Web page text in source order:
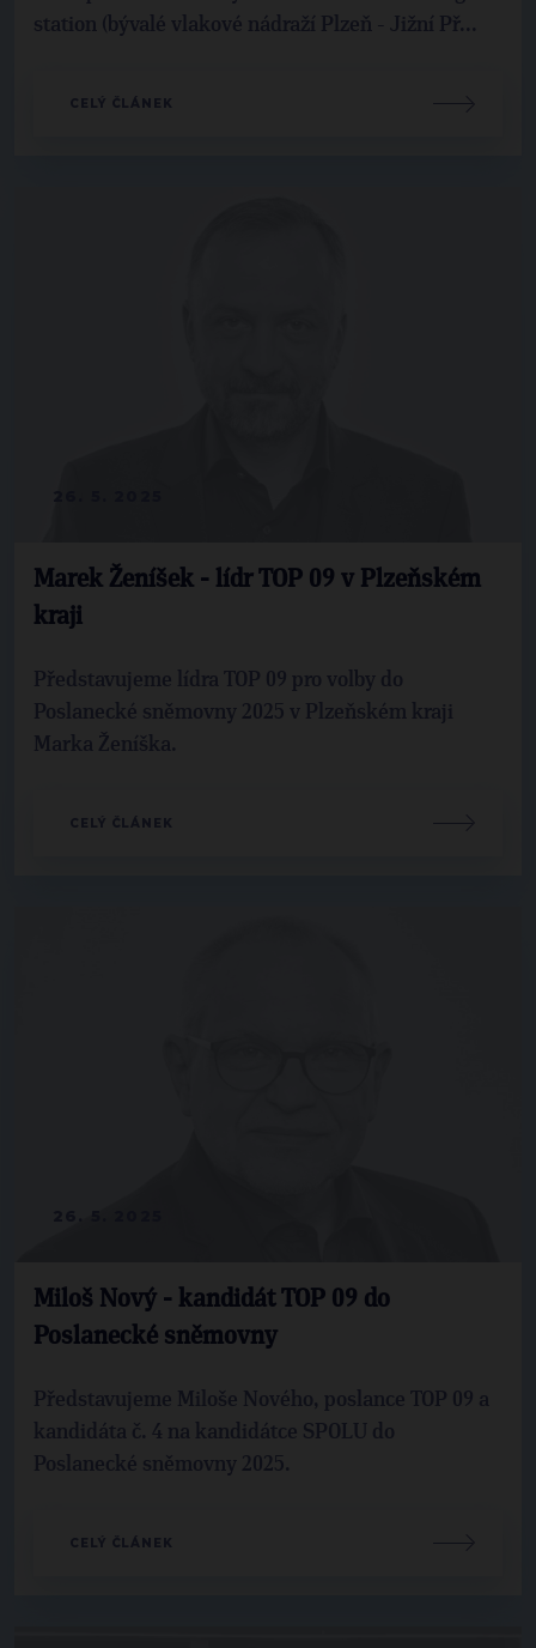
station (bývalé vlakové nádraží Plzeň - Jižní Př...
CELÝ ČLÁNEK
Marek Ženíšek - lídr TOP 09 v Plzeňském
kraji
Představujeme lídra TOP 09 pro volby do
Poslanecké sněmovny 2025 v Plzeňském kraji
Marka Ženíška.
CELÝ ČLÁNEK
Miloš Nový - kandidát TOP 09 do
Poslanecké sněmovny
Představujeme Miloše Nového, poslance TOP 09 a
kandidáta č. 4 na kandidátce SPOLU do
Poslanecké sněmovny 2025.
CELÝ ČLÁNEK